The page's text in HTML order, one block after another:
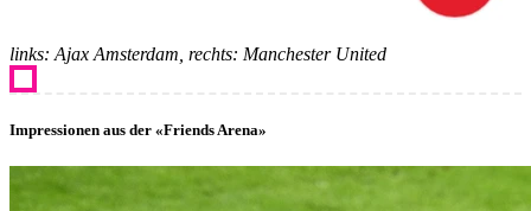
links: Ajax Amsterdam, rechts: Manchester United
Impressionen aus der «Friends Arena»